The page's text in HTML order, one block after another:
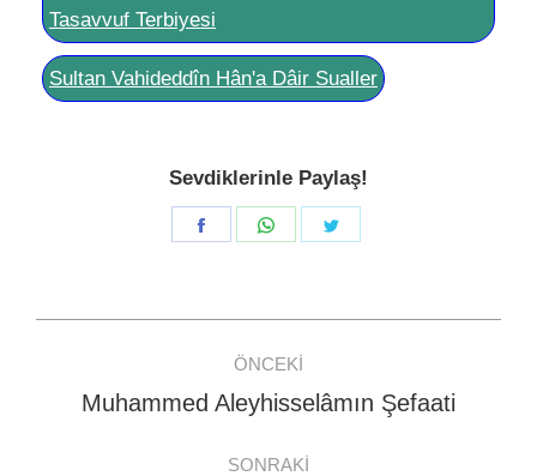
Tasavvuf Terbiyesi
Sultan Vahideddîn Hân'a Dâir Sualler
Sevdiklerinle Paylaş!
Share
Share
navigation
ÖNCEKI
Previous
Muhammed Aleyhisselâmın Şefaati
SONRAKI